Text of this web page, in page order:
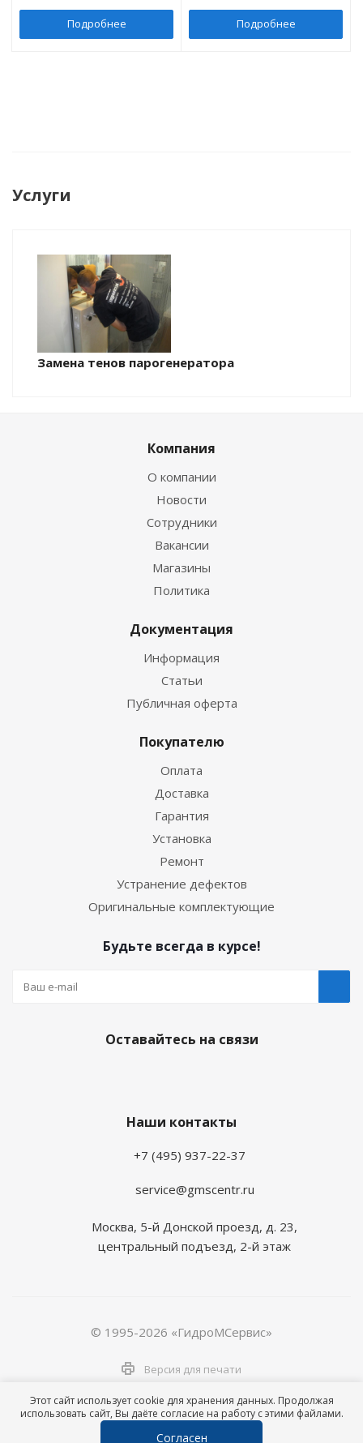
Подробнее Подробнее
Услуги
Замена тенов парогенератора
Компания
О компании
Новости
Сотрудники
Вакансии
Магазины
Политика
Документация
Информация
Статьи
Публичная оферта
Покупателю
Оплата
Доставка
Гарантия
Установка
Ремонт
Устранение дефектов
Оригинальные комплектующие
Будьте всегда в курсе!
Оставайтесь на связи
Наши контакты
+7 (495) 937-22-37
service@gmscentr.ru
Москва, 5-й Донской проезд, д. 23,
центральный подъезд, 2-й этаж
© 1995-2026 «ГидроМСервис»
Версия для печати
Этот сайт использует cookie для хранения данных. Продолжая
использовать сайт, Вы даёте согласие на работу с этими файлами.
Согласен